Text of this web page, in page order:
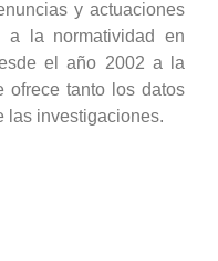
y actuaciones
a la normatividad en
el año 2002 a la
ofrece tanto los datos
las investigaciones.